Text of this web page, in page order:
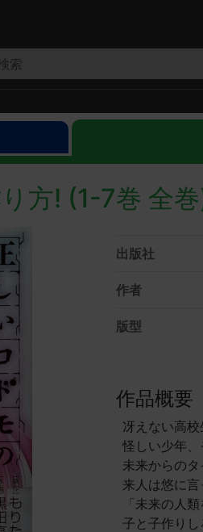
索
方! (1-7巻 全
出版社
作者
版型
作品概要
冴えない高
怪しい少年、
未来からの
来人は悠に
「未来の人
子と子作りし